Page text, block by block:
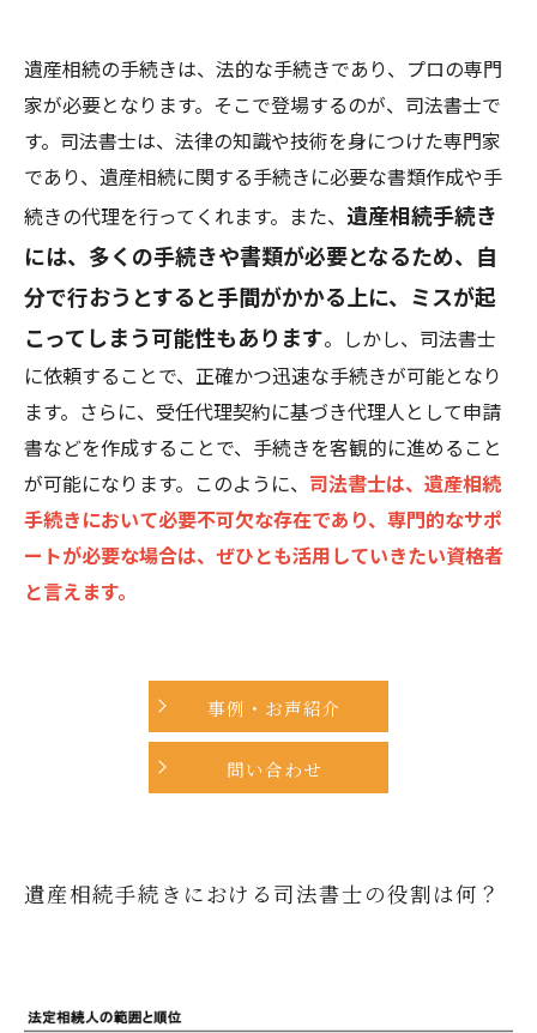
遺産相続の手続きは、法的な手続きであり、プロの専門
家が必要となります。そこで登場するのが、司法書士で
す。司法書士は、法律の知識や技術を身につけた専門家
であり、遺産相続に関する手続きに必要な書類作成や手
続きの代理を行ってくれます。また、 遺産相続手続き
には、多くの手続きや書類が必要となるため、自
分で行おうとすると手間がかかる上に、ミスが起
こってしまう可能性もあります。しかし、司法書士
に依頼することで、正確かつ迅速な手続きが可能となり
ます。さらに、受任代理契約に基づき代理人として申請
書などを作成することで、手続きを客観的に進めること
が可能になります。このように、 司法書士は、遺産相続
手続きにおいて必要不可欠な存在であり、専門的なサポ
ートが必要な場合は、ぜひとも活用していきたい資格者
と言えます。
事例・お声紹介
問い合わせ
遺産相続手続きにおける司法書士の役割は何？